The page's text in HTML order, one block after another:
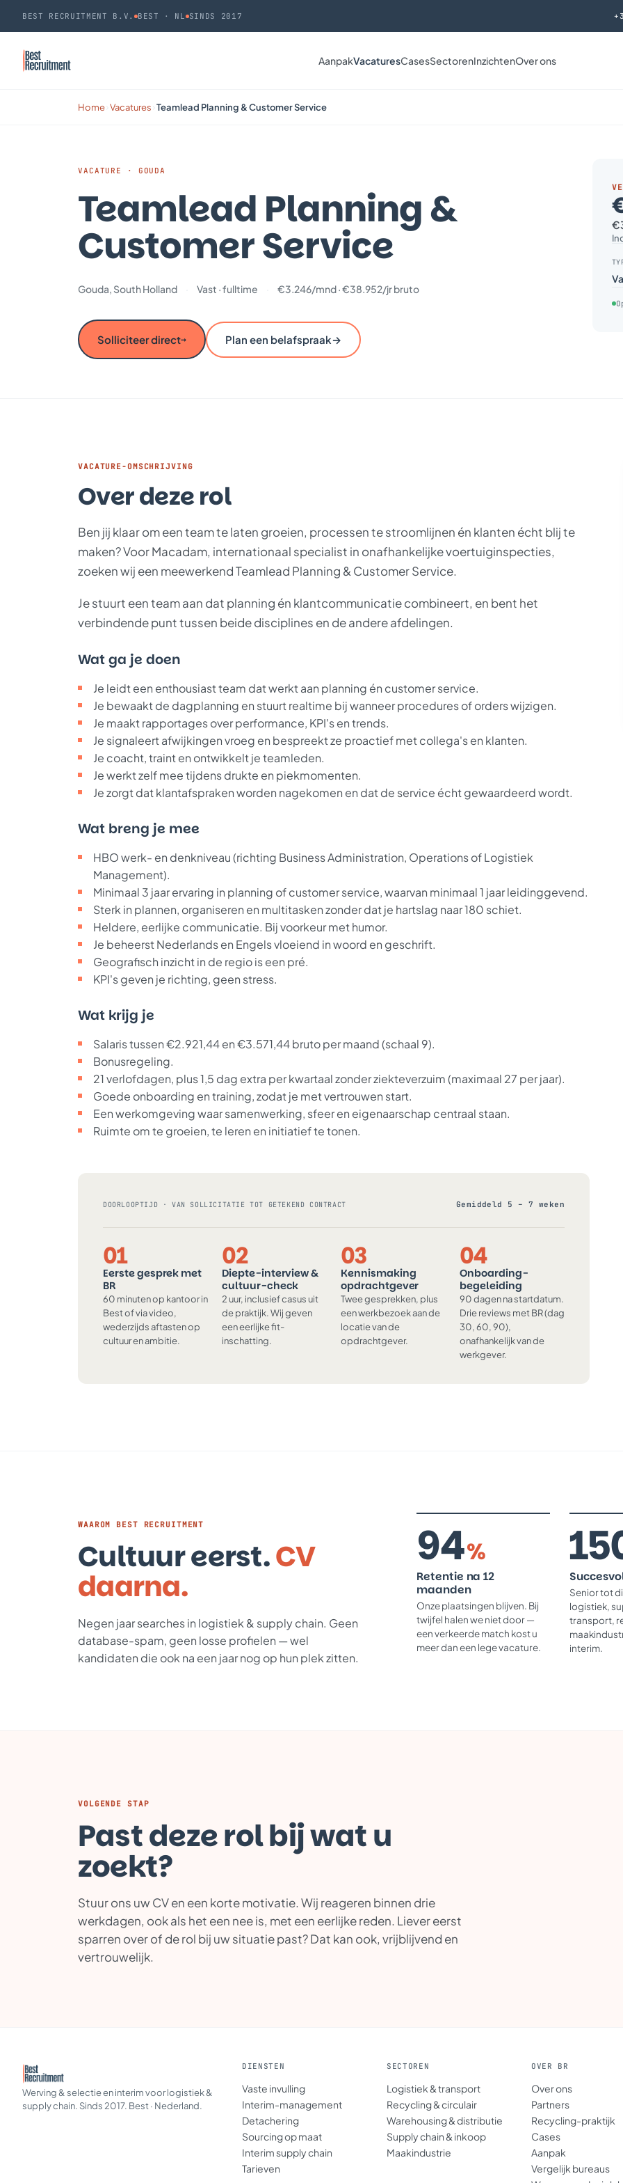
BEST RECRUITMENT B.V. BEST · NL SINDS 2017
AanpakVacaturesCasesSectorenInzichtenOver ons
Home Vacatures Teamlead Planning & Customer Service
VACATURE · GOUDA
Teamlead Planning &
Customer Service
Gouda, South Holland Vast · fulltime €3.246/mnd · €38.952/jr bruto
Solliciteer direct→ Plan een belafspraak→
VACATURE-OMSCHRIJVING
Over deze rol
Ben jij klaar om een team te laten groeien, processen te stroomlijnen én klanten écht blij te
maken? Voor Macadam, internationaal specialist in onafhankelijke voertuiginspecties,
zoeken wij een meewerkend Teamlead Planning & Customer Service.
Je stuurt een team aan dat planning én klantcommunicatie combineert, en bent het
verbindende punt tussen beide disciplines en de andere afdelingen.
Wat ga je doen
Je leidt een enthousiast team dat werkt aan planning én customer service.
Je bewaakt de dagplanning en stuurt realtime bij wanneer procedures of orders wijzigen.
Je maakt rapportages over performance, KPI's en trends.
Je signaleert afwijkingen vroeg en bespreekt ze proactief met collega's en klanten.
Je coacht, traint en ontwikkelt je teamleden.
Je werkt zelf mee tijdens drukte en piekmomenten.
Je zorgt dat klantafspraken worden nagekomen en dat de service écht gewaardeerd wordt.
Wat breng je mee
HBO werk- en denkniveau (richting Business Administration, Operations of Logistiek
Management).
Minimaal 3 jaar ervaring in planning of customer service, waarvan minimaal 1 jaar leidinggevend.
Sterk in plannen, organiseren en multitasken zonder dat je hartslag naar 180 schiet.
Heldere, eerlijke communicatie. Bij voorkeur met humor.
Je beheerst Nederlands en Engels vloeiend in woord en geschrift.
Geografisch inzicht in de regio is een pré.
KPI's geven je richting, geen stress.
Wat krijg je
Salaris tussen €2.921,44 en €3.571,44 bruto per maand (schaal 9).
Bonusregeling.
21 verlofdagen, plus 1,5 dag extra per kwartaal zonder ziekteverzuim (maximaal 27 per jaar).
Goede onboarding en training, zodat je met vertrouwen start.
Een werkomgeving waar samenwerking, sfeer en eigenaarschap centraal staan.
Ruimte om te groeien, te leren en initiatief te tonen.
DOORLOOPTIJD · VAN SOLLICITATIE TOT GETEKEND CONTRACT Gemiddeld 5 – 7 weken
01
Eerste gesprek met
BR
60 minuten op kantoor in
Best of via video,
wederzijds aftasten op
cultuur en ambitie.
02
Diepte-interview &
cultuur-check
2 uur, inclusief casus uit
de praktijk. Wij geven
een eerlijke fit-
inschatting.
03
Kennismaking
opdrachtgever
Twee gesprekken, plus
een werkbezoek aan de
locatie van de
opdrachtgever.
04
Onboarding-
begeleiding
90 dagen na startdatum.
Drie reviews met BR (dag
30, 60, 90),
onafhankelijk van de
werkgever.
WAAROM BEST RECRUITMENT
Cultuur eerst.CV
daarna.
Negen jaar searches in logistiek & supply chain. Geen
database-spam, geen losse profielen — wel
kandidaten die ook na een jaar nog op hun plek zitten.
94%
Retentie na 12
maanden
Onze plaatsingen blijven. Bij
twijfel halen we niet door —
een verkeerde match kost u
meer dan een lege vacature.
Senior tot
logistiek,
transport,
interim.
VOLGENDE STAP
Past deze rol bij wat u
zoekt?
Stuur ons uw CV en een korte motivatie. Wij reageren binnen drie
werkdagen, ook als het een nee is, met een eerlijke reden. Liever eerst
sparren over of de rol bij uw situatie past? Dat kan ook, vrijblijvend en
vertrouwelijk.
Werving & selectie en interim voor logistiek &
supply chain. Sinds 2017. Best · Nederland.
DIENSTEN
Vaste invulling
Interim-management
Detachering
Sourcing op maat
Interim supply chain
Tarieven
SECTOREN
Logistiek & transport
Recycling & circulair
Warehousing & distributie
Supply chain & inkoop
Maakindustrie
OVER BR
Over ons
Partners
Recycling-praktijk
Cases
Aanpak
Vergelijk bureaus